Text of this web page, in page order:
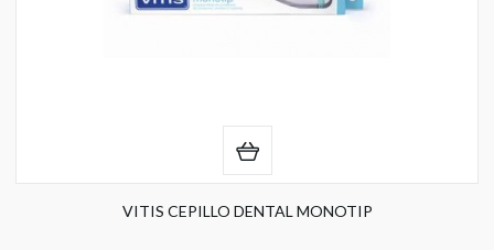
VITIS CEPILLO DENTAL MONOTIP